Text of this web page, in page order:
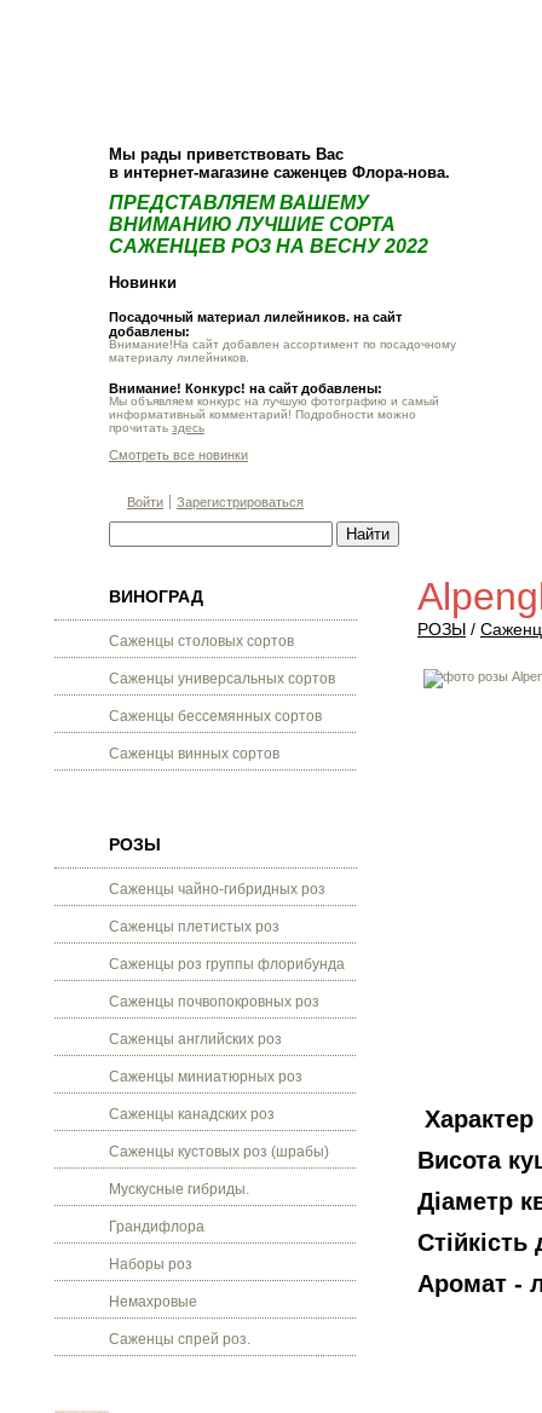
Мы рады приветствовать Вас
в интернет-магазине саженцев Флора-нова.
ПРЕДСТАВЛЯЕМ ВАШЕМУ
ВНИМАНИЮ ЛУЧШИЕ СОРТА
САЖЕНЦЕВ РОЗ НА ВЕСНУ 2022
Новинки
Посадочный материал лилейников. на сайт
добавлены:
Внимание!На сайт добавлен ассортимент по посадочному
материалу лилейников.
Внимание! Конкурс! на сайт добавлены:
Мы объявляем конкурс на лучшую фотографию и самый
информативный комментарий! Подробности можно
прочитать здесь
Смотреть все новинки
Войти Зарегистрироваться
ВИНОГРАД
Саженцы столовых сортов
Саженцы универсальных сортов
Саженцы бессемянных сортов
Саженцы винных сортов
РОЗЫ
Саженцы чайно-гибридных роз
Саженцы плетистых роз
Саженцы роз группы флорибунда
Саженцы почвопокровных роз
Саженцы английских роз
Саженцы миниатюрных роз
Саженцы канадских роз
Саженцы кустовых роз (шрабы)
Мускусные гибриды.
Грандифлора
Наборы роз
Немахровые
Саженцы спрей роз.
РОЗЫ /
Характер
Висота
Діаметр
Аромат -